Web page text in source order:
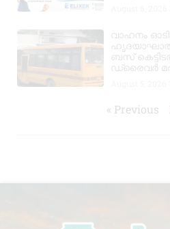
വാഹനം
ബസ്
ഡ്രൈവർ
« Previous